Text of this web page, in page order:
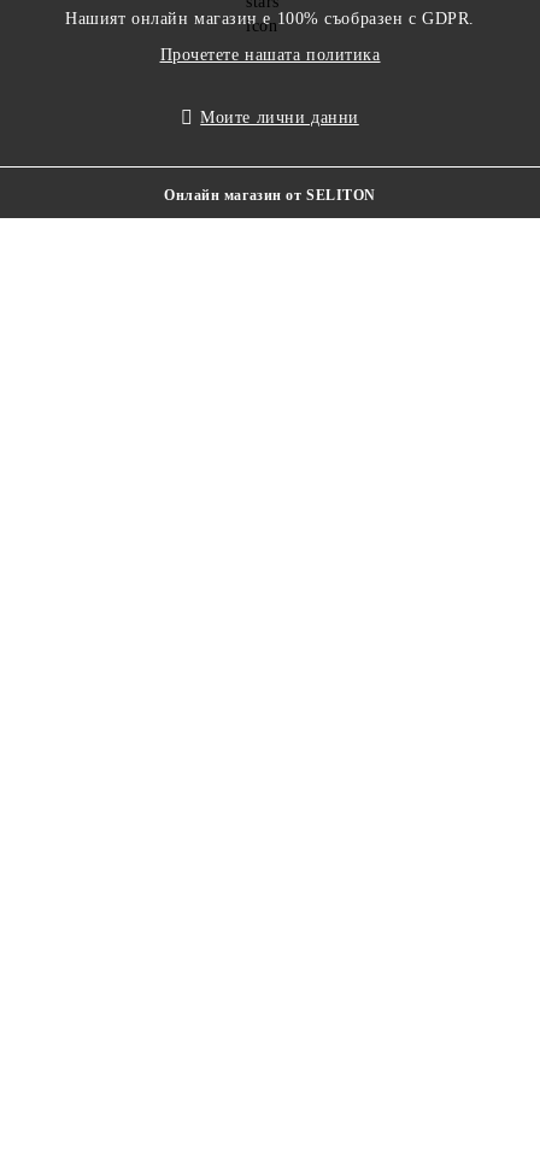
Нашият онлайн магазин е 100% съобразен с GDPR.
Прочетете нашата политика
Моите лични данни
Онлайн магазин от SELITON